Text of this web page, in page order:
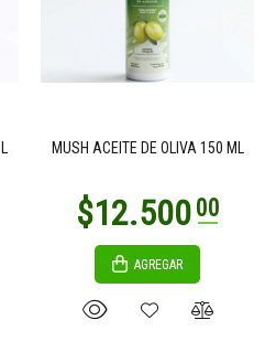
MUSH ACEITE DE OLIVA 150 ML
AGREGAR